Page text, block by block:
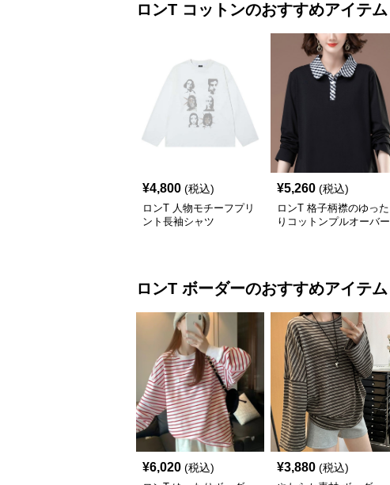
ロンT コットンのおすすめアイテム
¥4,800 (税込)
ロンT 人物モチーフプリ
ント長袖シャツ
¥5,260 (税込)
ロンT 格子柄襟のゆった
りコットンプルオーバー
ロンT ボーダーのおすすめアイテム
¥6,020 (税込) ¥3,880 (税込)